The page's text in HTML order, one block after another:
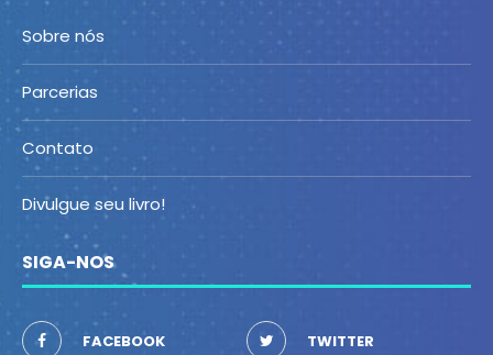
Sobre nós
Parcerias
Contato
Divulgue seu livro!
SIGA-NOS
FACEBOOK TWITTER